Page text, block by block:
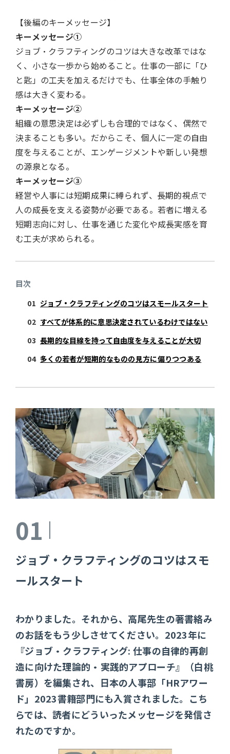
【後編のキーメッセージ】
キーメッセージ①
ジョブ・クラフティングのコツは大きな改革ではな
く、小さな一歩から始めること。仕事の一部に「ひ
と匙」の工夫を加えるだけでも、仕事全体の手触り
感は大きく変わる。
キーメッセージ②
組織の意思決定は必ずしも合理的ではなく、偶然で
決まることも多い。だからこそ、個人に一定の自由
度を与えることが、エンゲージメントや新しい発想
の源泉となる。
キーメッセージ③
経営や人事には短期成果に縛られず、長期的視点で
人の成長を支える姿勢が必要である。若者に増える
短期志向に対し、仕事を通じた変化や成長実感を育
む工夫が求められる。
目次
ジョブ・クラフティングのコツはスモールスタート
すべてが体系的に意思決定されているわけではない
長期的な目線を持って自由度を与えることが大切
多くの若者が短期的なものの見方に偏りつつある
01
ジョブ・クラフティングのコツはスモ
ールスタート
わかりました。それから、高尾先生の著書絡み
のお話をもう少しさせてください。2023年に
『ジョブ・クラフティング: 仕事の自律的再創
造に向けた理論的・実践的アプローチ』（白桃
書房）を編集され、日本の人事部「HRアワー
ド」2023書籍部門にも入賞されました。こち
らでは、読者にどういったメッセージを発信さ
れたのですか。